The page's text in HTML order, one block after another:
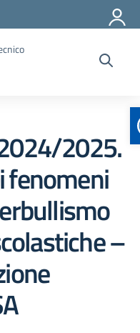
2025.
fenomeni
–